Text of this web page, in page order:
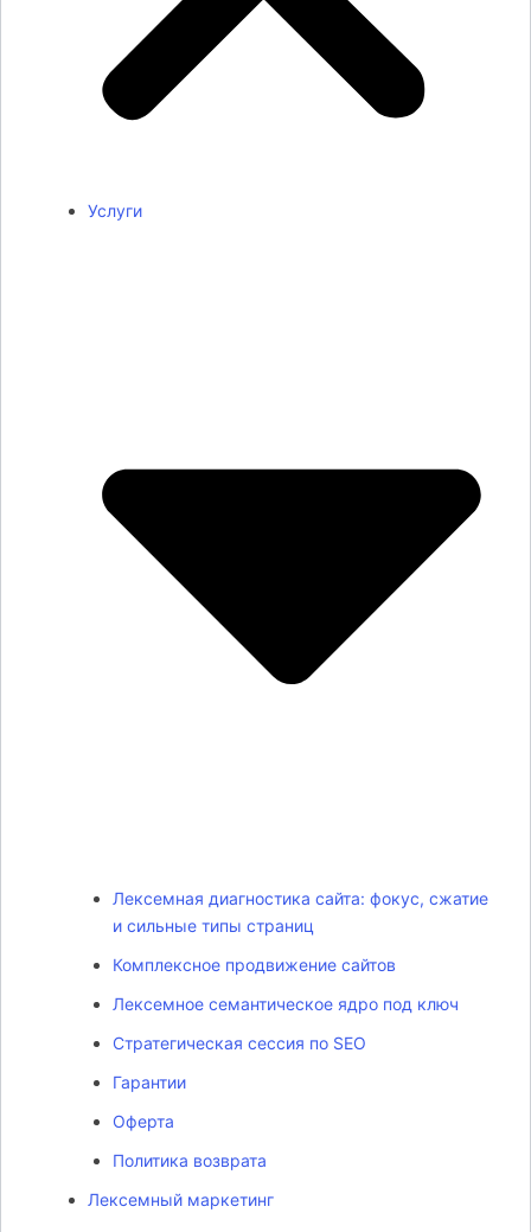
Услуги
Лексемная диагностика сайта: фокус, сжатие
и сильные типы страниц
Комплексное продвижение сайтов
Лексемное семантическое ядро под ключ
Стратегическая сессия по SEO
Гарантии
Оферта
Политика возврата
Лексемный маркетинг